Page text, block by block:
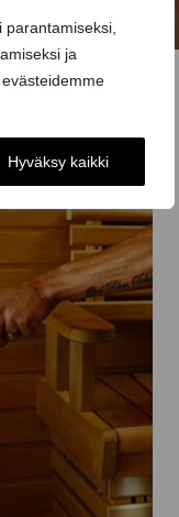
ja
Hyväksy kaikki